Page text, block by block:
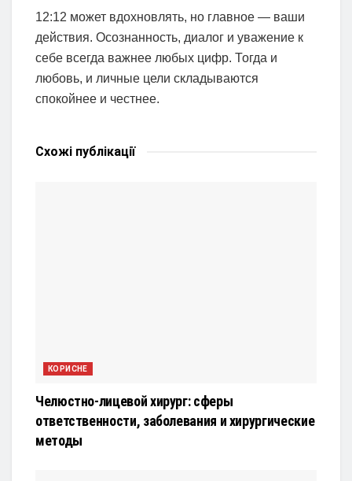
12:12 может вдохновлять, но главное — ваши
действия. Осознанность, диалог и уважение к
себе всегда важнее любых цифр. Тогда и
любовь, и личные цели складываются
спокойнее и честнее.
Схожі публікації
КОРИСНЕ
Челюстно-лицевой хирург: сферы
ответственности, заболевания и хирургические
методы